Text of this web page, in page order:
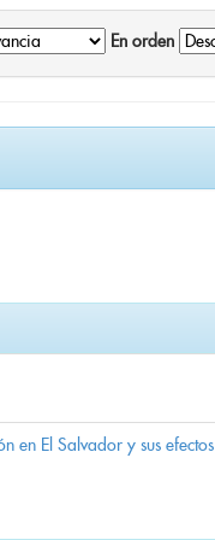
En orden
en El Salvador y sus efectos